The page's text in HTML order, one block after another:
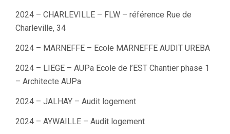
2024 – CHARLEVILLE – FLW – référence Rue de
Charleville, 34
2024 – MARNEFFE – Ecole MARNEFFE AUDIT UREBA
2024 – LIEGE – AUPa Ecole de l’EST Chantier phase 1
– Architecte AUPa
2024 – JALHAY – Audit logement
2024 – AYWAILLE – Audit logement